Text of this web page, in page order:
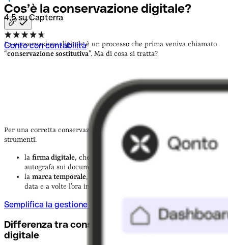
4,5 su Capterra
Conto con contabilità
Cos’è la conservazionedigitale?
La conservazione digitale è un processo che prima veniva chiamato
“conservazione sostitutiva”. Ma di cosa si tratta?
Per una corretta conservazione digitale, sono necessari due
strumenti:
la firma digitale, che ha lo stesso valore legale della firma
autografa sui documenti cartacei;
la marca temporale, ossia una serie di caratteri che indicano la
data e a volte l’ora in cui il documento è stato redatto.
Semplifica la gestione contabile
Differenza tra conservazione e archiviazione
digitale